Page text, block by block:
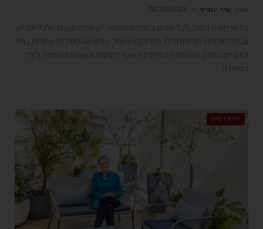
שיר יוזביץ
על פי תורת הסוד, לכל שבוע בספירת העומר יש מידה משלו, ולכל יום יש
עבודה פנימית המיוחדת לו. בפרויקט מיוחד, נשים שהספירות שזורות בחיי
היום יום שלהן, משתפות בסיפורן האישי ויוצקות משמעות נוספת לימי
הספירה
זווית נשית